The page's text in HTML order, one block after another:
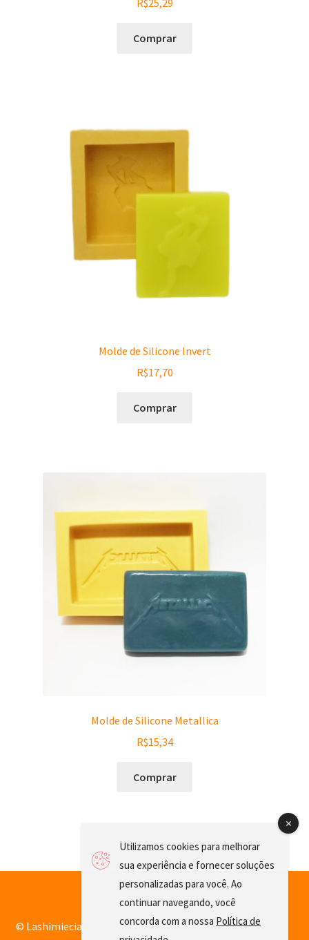
R$25,29
Comprar
Molde de Silicone Invert
R$17,70
Comprar
Molde de Silicone Metallica
R$15,34
Comprar
© Lashimiecia 2026
Utilizamos cookies para melhorar
sua experiência e fornecer soluções
personalizadas para você. Ao
continuar navegando, você
concorda com a nossa Política de